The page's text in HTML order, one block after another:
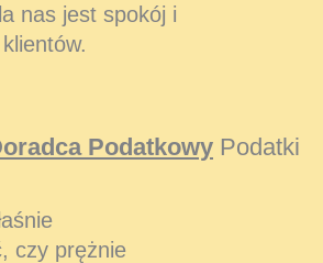
nas jest spokój i
Podatkowy Podatki
czy prężnie